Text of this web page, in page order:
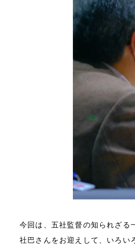
今回は、五社監督の知られざる
社巴さんをお迎えして、いろい